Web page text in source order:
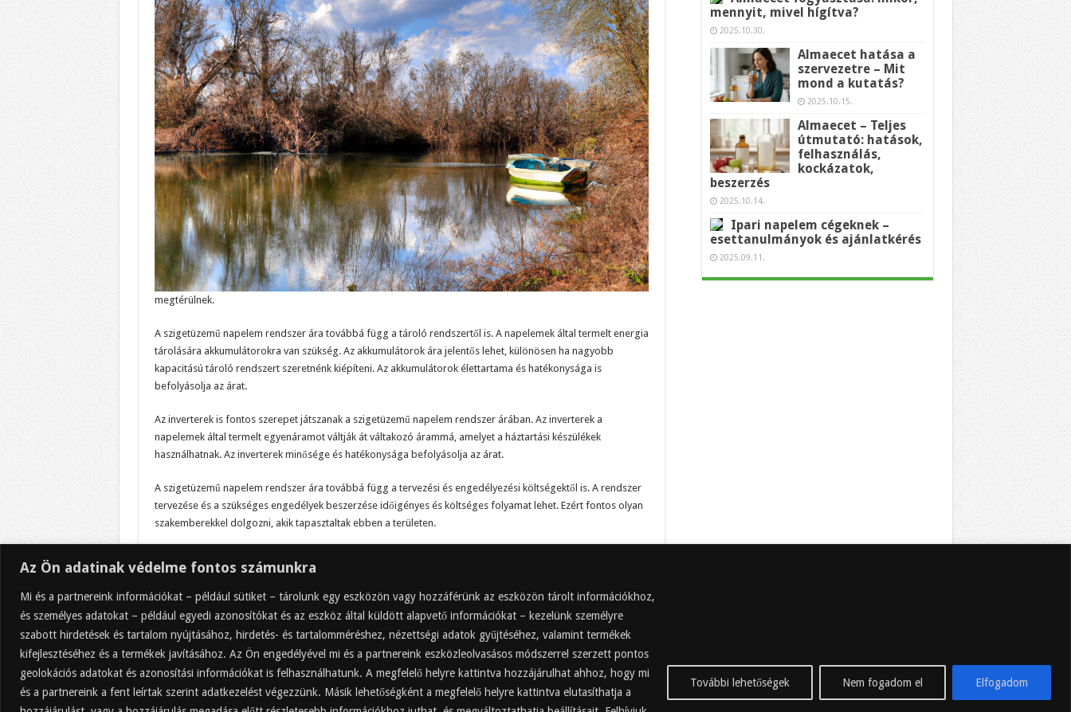
Az Ön adatinak védelme fontos számunkra
Mi és a partnereink információkat – például sütiket – tárolunk egy eszközön vagy hozzáférünk az eszközön tárolt információkhoz,
és személyes adatokat – például egyedi azonosítókat és az eszköz által küldött alapvető információkat – kezelünk személyre
szabott hirdetések és tartalom nyújtásához, hirdetés- és tartalomméréshez, nézettségi adatok gyűjtéséhez, valamint termékek
kifejlesztéséhez és a termékek javításához. Az Ön engedélyével mi és a partnereink eszközleolvasásos módszerrel szerzett pontos
geolokációs adatokat és azonosítási információkat is felhasználhatunk. A megfelelő helyre kattintva hozzájárulhat ahhoz, hogy mi
és a partnereink a fent leírtak szerint adatkezelést végezzünk. Másik lehetőségként a megfelelő helyre kattintva elutasíthatja a
További lehetőségek Nem fogadom el Elfogadom
megtérülnek.
A szigetüzemű napelem rendszer ára továbbá függ a tároló rendszertől is. A napelemek által termelt energia
tárolására akkumulátorokra van szükség. Az akkumulátorok ára jelentős lehet, különösen ha nagyobb
kapacitású tároló rendszert szeretnénk kiépíteni. Az akkumulátorok élettartama és hatékonysága is
befolyásolja az árat.
Az inverterek is fontos szerepet játszanak a szigetüzemű napelem rendszer árában. Az inverterek a
napelemek által termelt egyenáramot váltják át váltakozó árammá, amelyet a háztartási készülékek
használhatnak. Az inverterek minősége és hatékonysága befolyásolja az árat.
A szigetüzemű napelem rendszer ára továbbá függ a tervezési és engedélyezési költségektől is. A rendszer
tervezése és a szükséges engedélyek beszerzése időigényes és költséges folyamat lehet. Ezért fontos olyan
szakemberekkel dolgozni, akik tapasztaltak ebben a területen.
napelemek minősége, tároló rendszer, inverterek és tervezési költségek mind befolyásolják az árat. Fontos
olyan minőségi és megbízható rendszert választani, amely hosszú távon megtérül és energiatakarékos
megoldást nyújt.
Vélemény, hozzászólás?
Hozzászólás küldéséhez be kell jelentkezni .
mennyit, mivel hígítva?
2025.10.30.
Almaecet hatása a
szervezetre – Mit
mond a kutatás?
2025.10.15.
Almaecet – Teljes
útmutató: hatások,
felhasználás,
kockázatok,
beszerzés
2025.10.14.
Ipari napelem cégeknek –
esettanulmányok és ajánlatkérés
2025.09.11.